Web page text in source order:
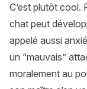
C’est plutôt cool.
chat peut
appelé aussi
un “mauvais”
moralement au